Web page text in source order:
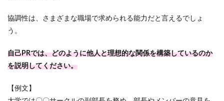
協調性は、さまざまな職場で求められる能力だと言えるでしょ
う。
自己PRでは、どのように他人と理想的な関係を構築しているのか
を説明してください。
【例文】